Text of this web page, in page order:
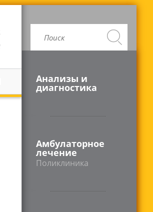
Анализы и
диагностика
Амбулаторное
лечение
Поликлиника